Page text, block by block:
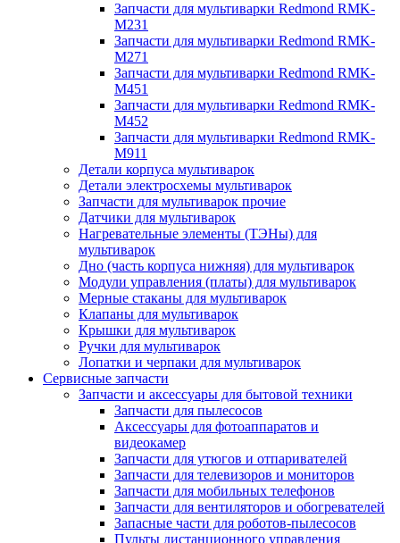
Запчасти для мультиварки Redmond RMK-
M231
Запчасти для мультиварки Redmond RMK-
M271
Запчасти для мультиварки Redmond RMK-
M451
Запчасти для мультиварки Redmond RMK-
M452
Запчасти для мультиварки Redmond RMK-
M911
Детали корпуса мультиварок
Детали электросхемы мультиварок
Запчасти для мультиварок прочие
Датчики для мультиварок
Нагревательные элементы (ТЭНы) для
мультиварок
Дно (часть корпуса нижняя) для мультиварок
Модули управления (платы) для мультиварок
Мерные стаканы для мультиварок
Клапаны для мультиварок
Крышки для мультиварок
Ручки для мультиварок
Лопатки и черпаки для мультиварок
Сервисные запчасти
Запчасти и аксессуары для бытовой техники
Запчасти для пылесосов
Аксессуары для фотоаппаратов и
видеокамер
Запчасти для утюгов и отпаривателей
Запчасти для телевизоров и мониторов
Запчасти для мобильных телефонов
Запчасти для вентиляторов и обогревателей
Запасные части для роботов-пылесосов
Пульты дистанционного управления